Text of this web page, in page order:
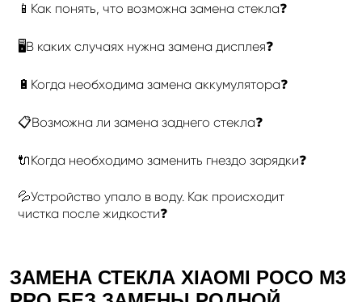
📱Как понять, что возможна замена стекла❓
🖥В каких случаях нужна замена дисплея❓
🔋Когда необходима замена аккумулятора❓
📋Возможна ли замена заднего стекла❓
🔌Когда необходимо заменить гнездо зарядки❓
💦Устройство упало в воду. Как происходит
чистка после жидкости❓
ЗАМЕНА СТЕКЛА XIAOMI POCO M3